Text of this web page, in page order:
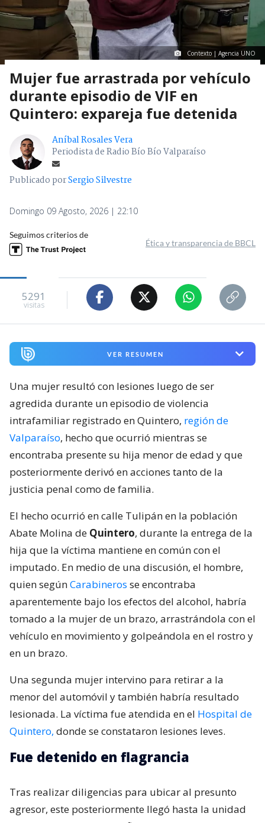
Contexto | Agencia UNO
Mujer fue arrastrada por vehículo
durante episodio de VIF en
Quintero: expareja fue detenida
Aníbal Rosales Vera
Periodista de Radio Bío Bío Valparaíso
Publicado porSergio Silvestre
Domingo 09 Agosto, 2026 | 22:10
Seguimos criterios de
Ética y transparencia de BBCL
5291
visitas
VER RESUMEN
Una mujer resultó con lesiones luego de ser
agredida durante un episodio de violencia
intrafamiliar registrado en Quintero, región de
Valparaíso, hecho que ocurrió mientras se
encontraba presente su hija menor de edad y que
posteriormente derivó en acciones tanto de la
justicia penal como de familia.
El hecho ocurrió en calle Tulipán en la población
Abate Molina de Quintero, durante la entrega de la
hija que la víctima mantiene en común con el
imputado. En medio de una discusión, el hombre,
quien segúnCarabineros se encontraba
aparentemente bajo los efectos del alcohol, habría
tomado a la mujer de un brazo, arrastrándola con el
vehículo en movimiento y golpeándola en el rostro y
en un brazo.
Una segunda mujer intervino para retirar a la
menor del automóvil y también habría resultado
lesionada. La víctima fue atendida en el Hospital de
Quintero, donde se constataron lesiones leves.
Fue detenido en flagrancia
Tras realizar diligencias para ubicar al presunto
agresor, este posteriormente llegó hasta la unidad